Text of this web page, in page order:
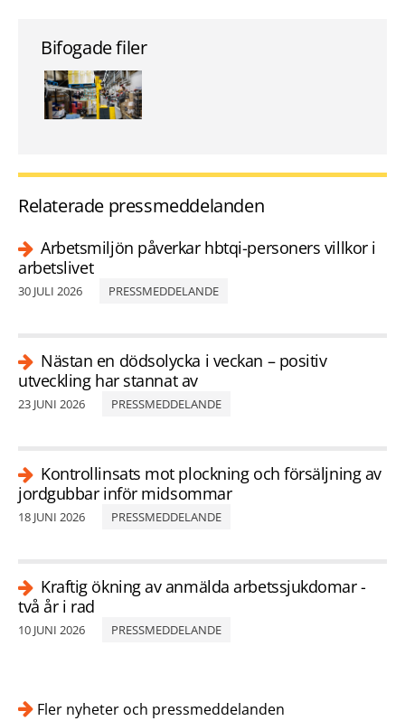
Bifogade filer
Relaterade pressmeddelanden
Arbetsmiljön påverkar hbtqi-personers villkor i
arbetslivet
30 JULI 2026 PRESSMEDDELANDE
Nästan en dödsolycka i veckan – positiv
utveckling har stannat av
23 JUNI 2026 PRESSMEDDELANDE
Kontrollinsats mot plockning och försäljning av
jordgubbar inför midsommar
18 JUNI 2026 PRESSMEDDELANDE
Kraftig ökning av anmälda arbetssjukdomar -
två år i rad
10 JUNI 2026 PRESSMEDDELANDE
Fler nyheter och pressmeddelanden